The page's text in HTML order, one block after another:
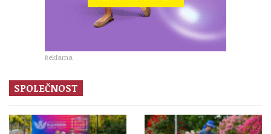
Reklama
SPOLEČNOST